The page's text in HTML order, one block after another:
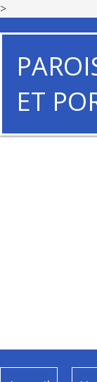
>
ET